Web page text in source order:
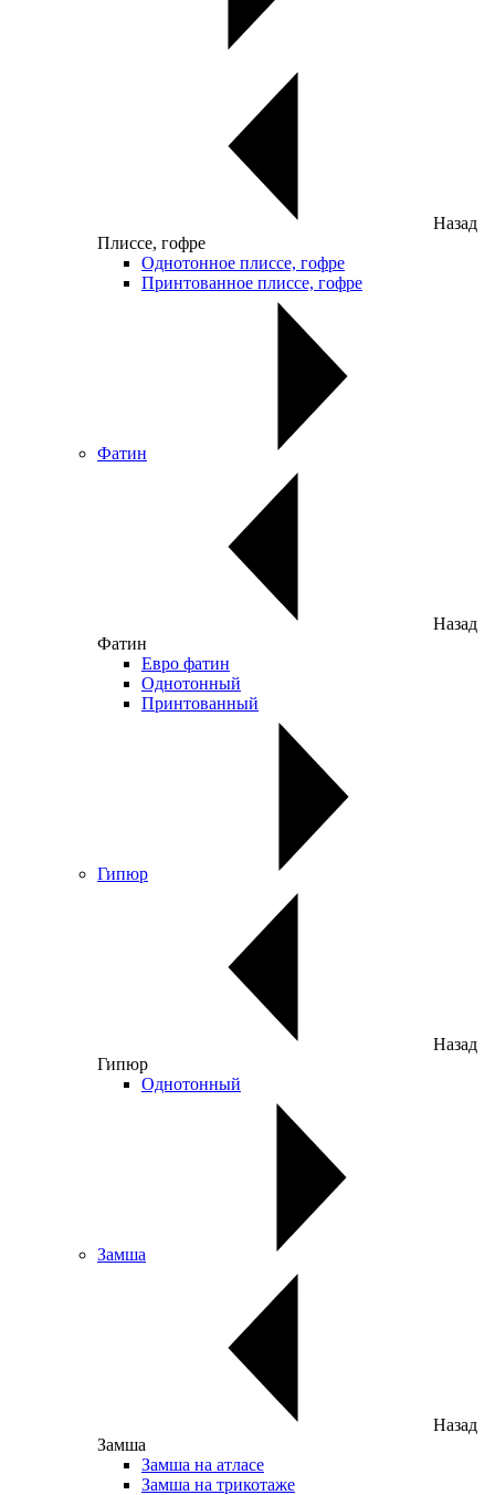
Назад
Плиссе, гофре
Однотонное плиссе, гофре
Принтованное плиссе, гофре
Фатин
Назад
Фатин
Евро фатин
Однотонный
Принтованный
Гипюр
Назад
Гипюр
Однотонный
Замша
Назад
Замша
Замша на атласе
Замша на трикотаже